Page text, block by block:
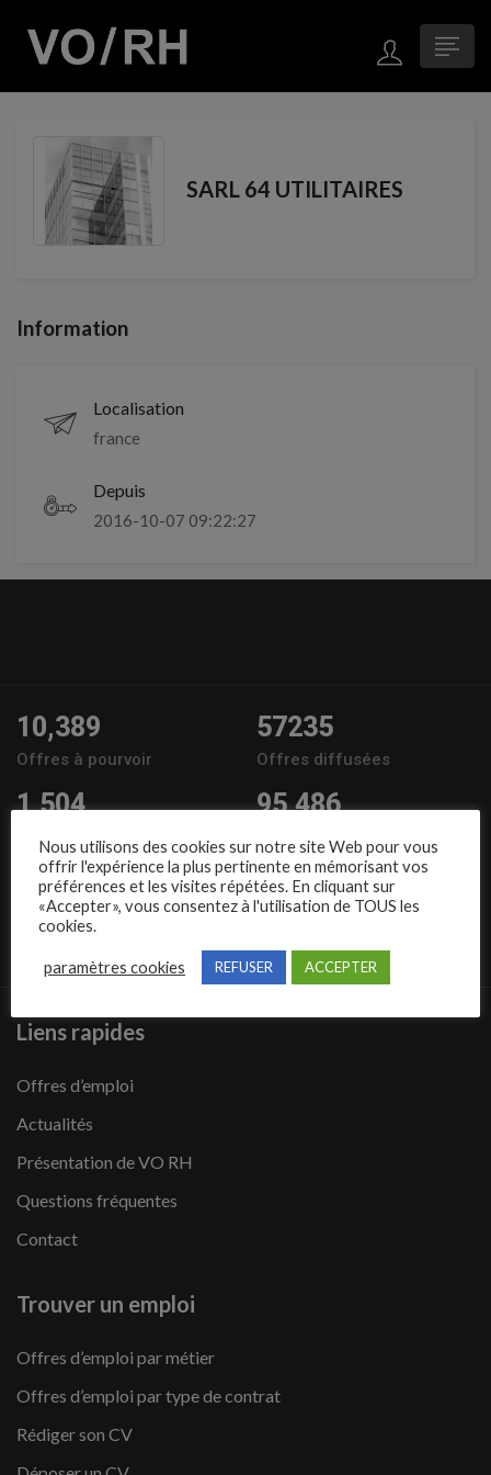
SARL 64 UTILITAIRES
Information
Localisation
france
Depuis
2016-10-07 09:22:27
10,389
Offres à pourvoir
57235
Offres diffusées
1,504
Entreprises
95,486
Candidats
Nous suivre
Liens rapides
Offres d’emploi
Actualités
Présentation de VO RH
Questions fréquentes
Contact
Trouver un emploi
Offres d’emploi par métier
Offres d’emploi par type de contrat
Rédiger son CV
Nous utilisons des cookies sur notre site Web pour vous
offrir l'expérience la plus pertinente en mémorisant vos
préférences et les visites répétées. En cliquant sur
«Accepter», vous consentez à l'utilisation de TOUS les
cookies.
paramètres cookies REFUSER ACCEPTER